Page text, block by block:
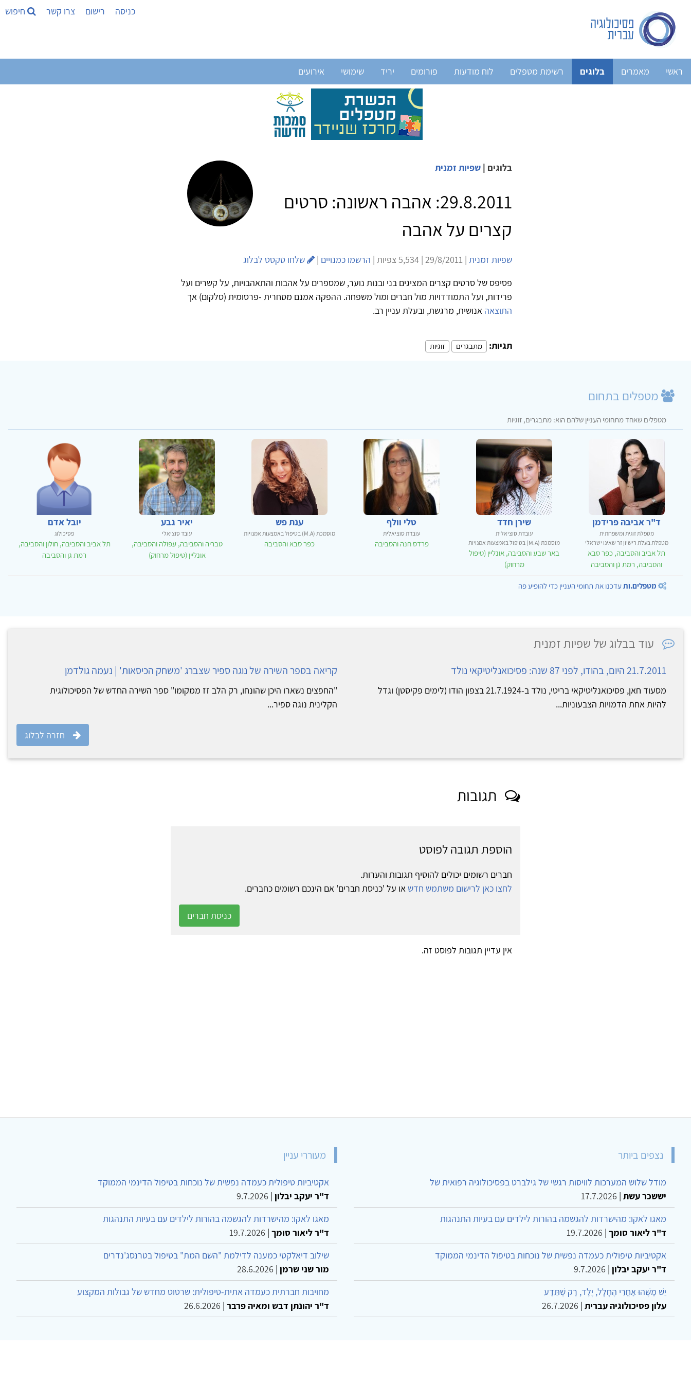
כניסה רישום צרו קשר חיפוש
ראשי מאמרים בלוגים רשימת מטפלים לוח מודעות פורומים יריד שימושי אירועים
בלוגים | שפיות זמנית
29.8.2011: אהבה ראשונה: סרטים
קצרים על אהבה
שפיות זמנית | 29/8/2011 | 5,534 צפיות | הרשמו כמנויים |
שלחו טקסט לבלוג
פסיפס של סרטים קצרים המציגים בני ובנות נוער, שמספרים על אהבות והתאהבויות, על קשרים ועל
פרידות, ועל התמודדויות מול חברים ומול משפחה. ההפקה אמנם מסחרית -פרסומית (סלקום) אך
התוצאה אנושית, מרגשת, ובעלת עניין רב.
תגיות: מתבגרים זוגיות
מטפלים בתחום
מטפלים שאחד מתחומי העניין שלהם הוא: מתבגרים, זוגיות
ד"ר אביבה פרידמן
מטפלת זוגית ומשפחתית
מטפלת בעלת רישיון זר שאינו ישראלי
תל אביב והסביבה, כפר סבא
והסביבה, רמת גן והסביבה
שירן חדד
עובדת סוציאלית
מוסמכת (M.A) בטיפול באמצעות אמנויות
באר שבע והסביבה, אונליין (טיפול
מרחוק)
טלי וולף
עובדת סוציאלית
פרדס חנה והסביבה
ענת פש
מוסמכת (M.A) בטיפול באמצעות אמנויות
כפר סבא והסביבה
יאיר גבע
עובד סוציאלי
טבריה והסביבה, עפולה והסביבה,
אונליין (טיפול מרחוק)
יובל אדם
פסיכולוג
תל אביב והסביבה, חולון והסביבה,
רמת גן והסביבה
מטפלים.ותעדכנו את תחומי העניין כדי להופיע פה
עוד בבלוג של שפיות זמנית
21.7.2011 היום, בהודו, לפני 87 שנה: פסיכואנליטיקאי נולד
מסעוד חאן, פסיכואנליטיקאי בריטי, נולד ב-21.7.1924 בצפון הודו (לימים פקיסטן) וגדל
להיות אחת הדמויות הצבעוניות...
קריאה בספר השירה של נוגה ספיר שצברג 'משחק הכיסאות' | נעמה גולדמן
"החפצים נשארו היכן שהונחו, רק הלב זז ממקומו" ספר השירה החדש של הפסיכולוגית
הקלינית נוגה ספיר...
חזרה לבלוג
תגובות
הוספת תגובה לפוסט
חברים רשומים יכולים להוסיף תגובות והערות.
לחצו כאן לרישום משתמש חדש או על 'כניסת חברים' אם הינכם רשומים כחברים.
כניסת חברים
אין עדיין תגובות לפוסט זה.
נצפים ביותר
מודל שלוש המערכות לוויסות רגשי של גילברט בפסיכולוגיה רפואית של
יששכר עשת |
17.7.2026
מאגו לאקו: מהישרדות להגשמה בהורות לילדים עם בעיות התנהגות
ד"ר ליאור סומך |
19.7.2026
אקטיביות טיפולית כעמדה נפשית של נוכחות בטיפול הדינמי הממוקד
ד"ר יעקב יבלון |
9.7.2026
יֵשׁ מַשֶּׁהוּ אַחֲרֵי הֶחָלָל, יֶלֶד, רַק שֶׁתֵּדַע
עלון פסיכולוגיה עברית |
26.7.2026
מעוררי עניין
אקטיביות טיפולית כעמדה נפשית של נוכחות בטיפול הדינמי הממוקד
ד"ר יעקב יבלון |
9.7.2026
מאגו לאקו: מהישרדות להגשמה בהורות לילדים עם בעיות התנהגות
ד"ר ליאור סומך |
19.7.2026
שילוב דיאלקטי כמענה לדילמת "השם המת" בטיפול בטרנסג'נדרים
מור שני שרמן |
28.6.2026
מחויבות חברתית כעמדה אתית-טיפולית: שרטוט מחדש של גבולות המקצוע
ד"ר יהונתן דבש ומאיה פרבר |
26.6.2026